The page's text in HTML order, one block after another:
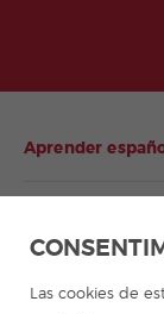
Aprender
Las cookies de